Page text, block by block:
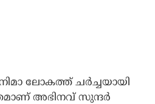
ലോകത്ത് ചര്‍ച്ചയായി
അഭിനവ് സുന്ദര്‍